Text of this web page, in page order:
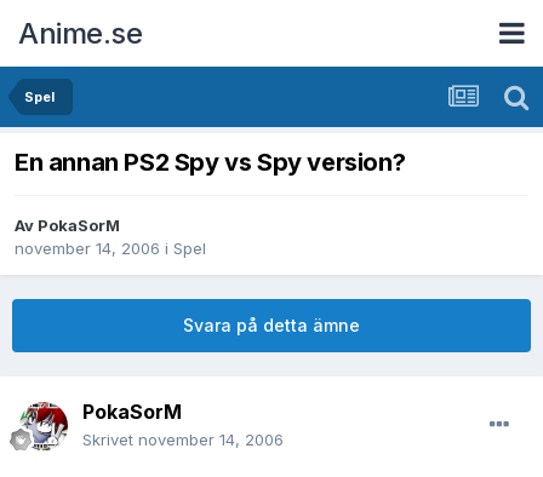
Anime.se
Spel
En annan PS2 Spy vs Spy version?
Av PokaSorM
november 14, 2006 i Spel
Svara på detta ämne
PokaSorM
Skrivet november 14, 2006